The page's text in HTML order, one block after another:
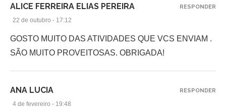
ALICE FERREIRA ELIAS PEREIRA
22 de outubro - 17:12
GOSTO MUITO DAS ATIVIDADES QUE VCS ENVIAM .
SÃO MUITO PROVEITOSAS. OBRIGADA!
RESPONDER
ANA LUCIA
4 de fevereiro - 19:48
RESPONDER